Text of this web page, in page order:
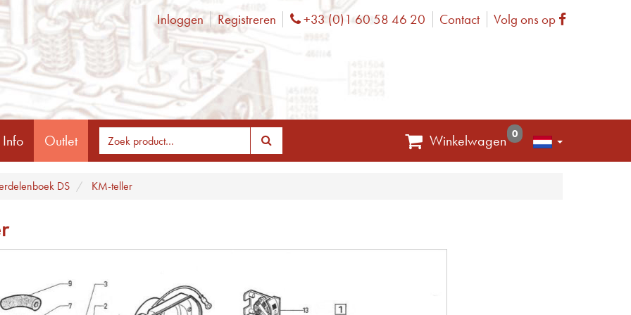
Inloggen Registreren Phone
+33 (0)1 60 58 46 20 Contact Volg ons op Facebook
Info Outlet Winkelwagen 0
DS KM-teller